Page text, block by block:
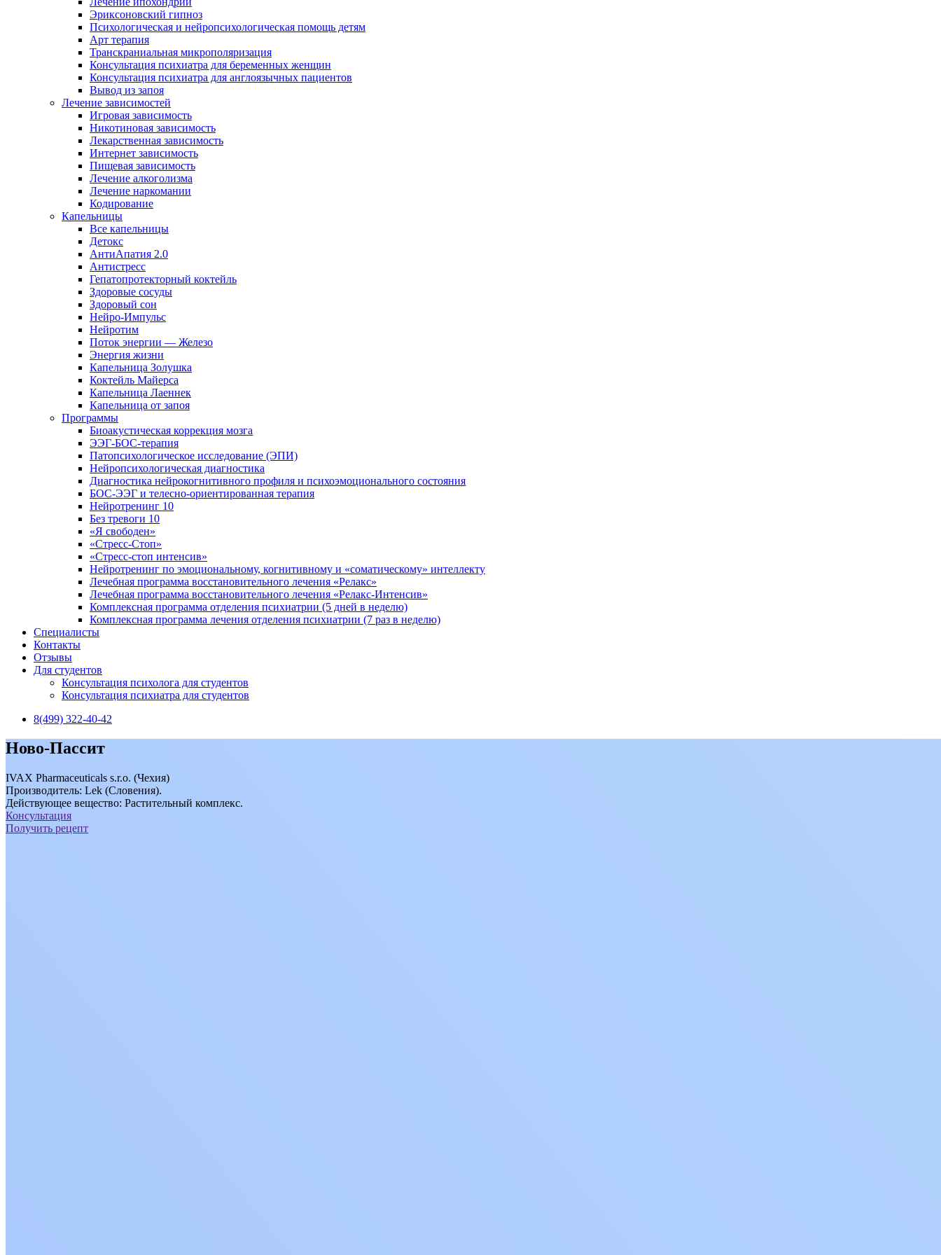
Эриксоновский гипноз
Психологическая и нейропсихологическая помощь детям
Арт терапия
Транскраниальная микрополяризация
Консультация психиатра для беременных женщин
Консультация психиатра для англоязычных пациентов
Вывод из запоя
Лечение зависимостей
Игровая зависимость
Никотиновая зависимость
Лекарственная зависимость
Интернет зависимость
Пищевая зависимость
Лечение алкоголизма
Лечение наркомании
Кодирование
Капельницы
Все капельницы
Детокс
АнтиАпатия 2.0
Антистресс
Гепатопротекторный коктейль
Здоровые сосуды
Здоровый сон
Нейро-Импульс
Нейротим
Поток энергии — Железо
Энергия жизни
Капельница Золушка
Коктейль Майерса
Капельница Лаеннек
Капельница от запоя
Программы
Биоакустическая коррекция мозга
ЭЭГ-БОС-терапия
Патопсихологическое исследование (ЭПИ)
Нейропсихологическая диагностика
Диагностика нейрокогнитивного профиля и психоэмоционального состояния
БОС-ЭЭГ и телесно-ориентированная терапия
Нейротренинг 10
Без тревоги 10
«Я свободен»
«Стресс-Стоп»
«Стресс-стоп интенсив»
Нейротренинг по эмоциональному, когнитивному и «соматическому» интеллекту
Лечебная программа восстановительного лечения «Релакс»
Лечебная программа восстановительного лечения «Релакс-Интенсив»
Комплексная программа отделения психиатрии (5 дней в неделю)
Комплексная программа лечения отделения психиатрии (7 раз в неделю)
Специалисты
Контакты
Отзывы
Для студентов
Консультация психолога для студентов
Консультация психиатра для студентов
8(499) 322-40-42
Ново-Пассит
IVAX Pharmaceuticals s.r.o. (Чехия)
Производитель: Lek (Словения).
Действующее вещество: Растительный комплекс.
Консультация
Получить рецепт